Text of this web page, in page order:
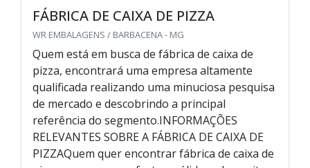
FÁBRICA DE CAIXA DE PIZZA
WR EMBALAGENS / BARBACENA - MG
Quem está em busca de fábrica de caixa de
pizza, encontrará uma empresa altamente
qualificada realizando uma minuciosa pesquisa
de mercado e descobrindo a principal
referência do segmento.INFORMAÇÕES
RELEVANTES SOBRE A FÁBRICA DE CAIXA DE
PIZZAQuem quer encontrar fábrica de caixa de